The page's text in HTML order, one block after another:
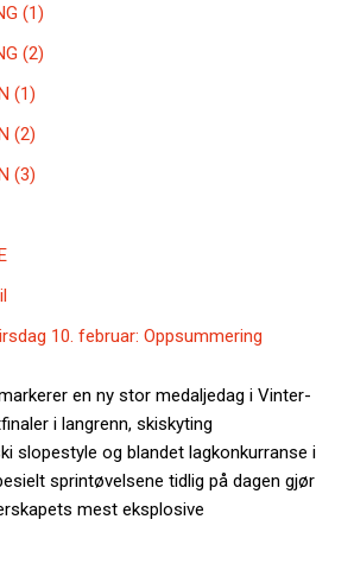
(1)
(2)
(1)
(2)
(3)
10. februar: Oppsummering
en ny stor medaljedag i Vinter-
i langrenn, skiskyting
slopestyle og blandet lagkonkurranse i
sprintøvelsene tidlig på dagen gjør
mest eksplosive